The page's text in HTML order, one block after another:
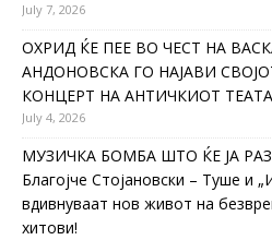
July 7, 2026
ОХРИД ЌЕ ПЕЕ ВО ЧЕСТ НА
АНДОНОВСКА ГО НАЈАВИ
КОНЦЕРТ НА АНТИЧКИОТ
July 4, 2026
МУЗИЧКА БОМБА ШТО ЌЕ ЈА
Благојче Стојановски – Туше и
вдивнуваат нов живот на
хитови!